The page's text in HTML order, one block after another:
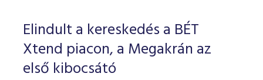
Jelzáloglevél indexek
Vállalati kötvény indexek
Azonnali Piac
Részvények
Származékos piac
Részvény szekció
Hitelpapír szekció
BÉT szabályzatok
Befektetővédelem
Alkalmazott díjstruktúra
Elszámolás
Részvény és vállalati kötvény tőzsdei bevezetését
program
BÉT Xtend - Részvénypiac egyszerűen
TŐZSDETAGOK
Tőzsdetagok, üzletkötők
VENDOROK
Elindult a kereskedés a BÉT
Xtend piacon, a Megakrán az
első kibocsátó